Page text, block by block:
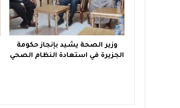
وزير الصحة يشيد بإنجاز حكومة
الجزيرة في استعادة النظام الصحي